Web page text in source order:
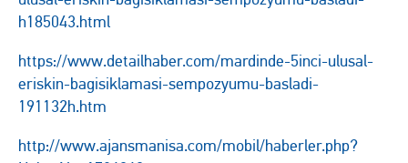
h185043.html
https://www.detailhaber.com/mardinde-5inci-ulusal-
eriskin-bagisiklamasi-sempozyumu-basladi-
191132h.htm
http://www.ajansmanisa.com/mobil/haberler.php?